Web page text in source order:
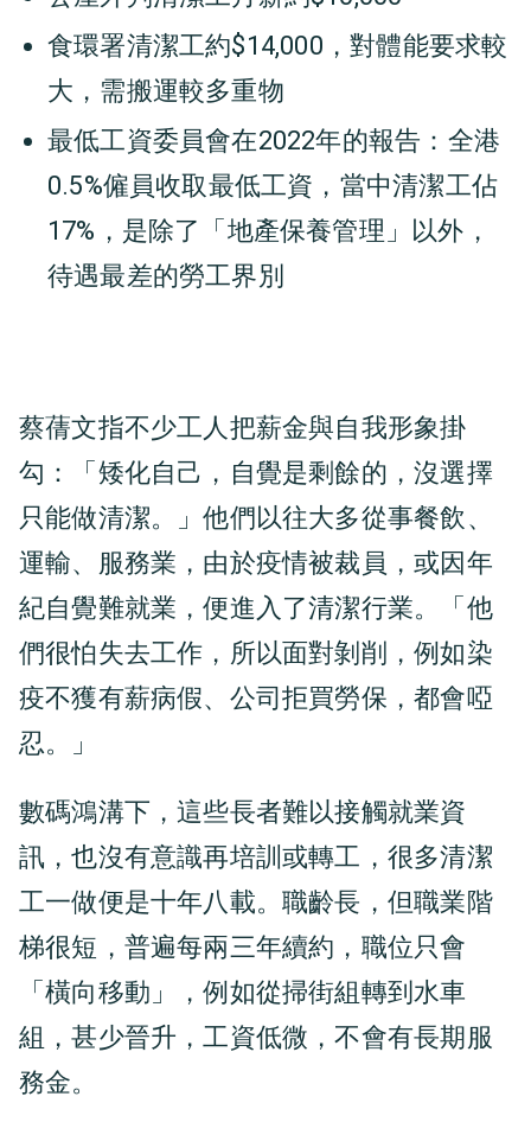
食環署清潔工約$14,000，對體能要求較
大，需搬運較多重物
最低工資委員會在2022年的報告：全港
0.5%僱員收取最低工資，當中清潔工佔
17%，是除了「地產保養管理」以外，
待遇最差的勞工界別
蔡蒨文指不少工人把薪金與自我形象掛
勾：「矮化自己，自覺是剩餘的，沒選擇
只能做清潔。」他們以往大多從事餐飲、
運輸、服務業，由於疫情被裁員，或因年
紀自覺難就業，便進入了清潔行業。「他
們很怕失去工作，所以面對剝削，例如染
疫不獲有薪病假、公司拒買勞保，都會啞
忍。」
數碼鴻溝下，這些長者難以接觸就業資
訊，也沒有意識再培訓或轉工，很多清潔
工一做便是十年八載。職齡長，但職業階
梯很短，普遍每兩三年續約，職位只會
「橫向移動」，例如從掃街組轉到水車
組，甚少晉升，工資低微，不會有長期服
務金。